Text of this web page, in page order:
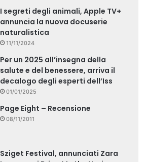
I segreti degli animali, Apple TV+
annuncia la nuova docuserie
naturalistica
11/11/2024
Per un 2025 all’insegna della
salute e del benessere, arriva il
decalogo degli esperti dell’Iss
01/01/2025
Page Eight – Recensione
08/11/2011
Sziget Festival, annunciati Zara